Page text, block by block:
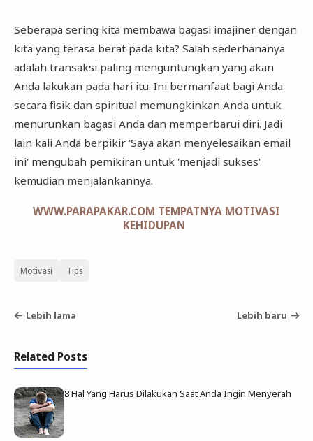
Seberapa sering kita membawa bagasi imajiner dengan
kita yang terasa berat pada kita? Salah sederhananya
adalah transaksi paling menguntungkan yang akan
Anda lakukan pada hari itu. Ini bermanfaat bagi Anda
secara fisik dan spiritual memungkinkan Anda untuk
menurunkan bagasi Anda dan memperbarui diri. Jadi
lain kali Anda berpikir 'Saya akan menyelesaikan email
ini' mengubah pemikiran untuk 'menjadi sukses'
kemudian menjalankannya.
WWW.PARAPAKAR.COM TEMPATNYA MOTIVASI
KEHIDUPAN
Motivasi Tips
Lebih lama Lebih baru
Related Posts
8 Hal Yang Harus Dilakukan Saat Anda Ingin Menyerah